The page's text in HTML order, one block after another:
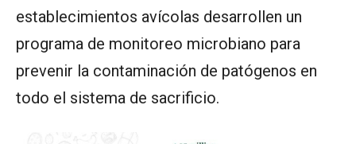
establecimientos avícolas desarrollen un
programa de monitoreo microbiano para
prevenir la contaminación de patógenos en
todo el sistema de sacrificio.